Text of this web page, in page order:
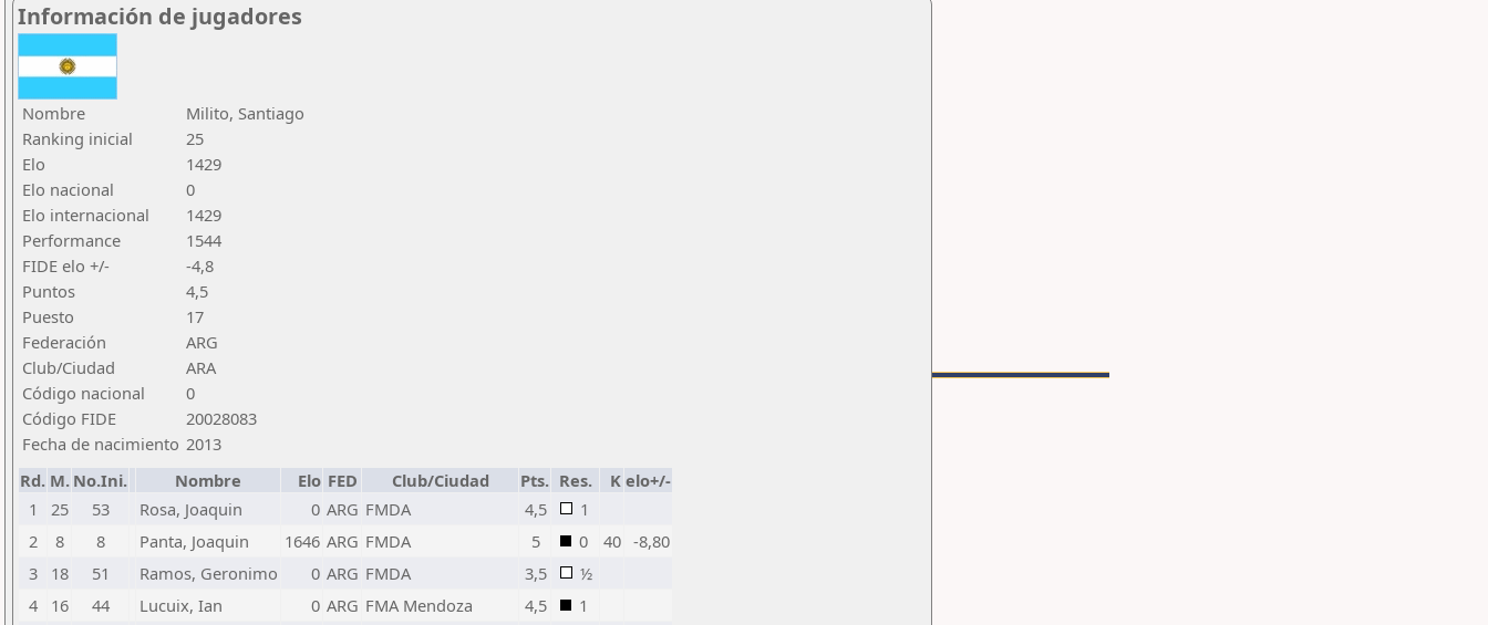
Información de jugadores
Nombre
Milito, Santiago
Ranking inicial
25
Elo
1429
Elo nacional
0
Elo internacional
1429
Performance
1544
FIDE elo +/-
-4,8
Puntos
4,5
Puesto
17
Federación
ARG
Club/Ciudad
ARA
Código nacional
0
Código FIDE
20028083
Fecha de nacimiento 2013
Rd. M. No.Ini. Nombre Elo FED Club/Ciudad Pts. Res. K elo+/-
1
25 53 Rosa, Joaquin 0 ARG FMDA 4,5
1
2
8 8 Panta, Joaquin 1646 ARG FMDA 5 0 40 -8,80
3
18 51 Ramos, Geronimo 0 ARG FMDA 3,5
½
4
16 44 Lucuix, Ian 0 ARG FMA Mendoza 4,5 1